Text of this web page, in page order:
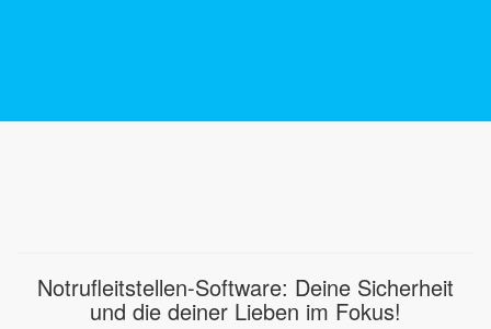
Notrufleitstellen-Software: Deine Sicherheit
und die deiner Lieben im Fokus!